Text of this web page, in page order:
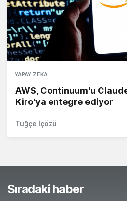
YAPAY ZEKA
AWS, Continuum'u
Kiro'ya entegre ediyor
Tuğçe İçözü
Sıradaki haber